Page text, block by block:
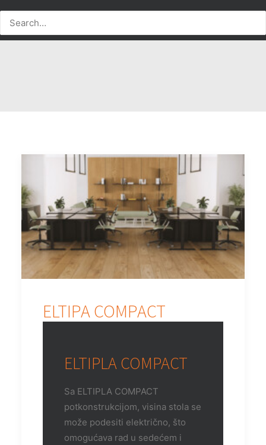
ELTIPA COMPACT
ELTIPLA COMPACT
Sa ELTIPLA COMPACT
potkonstrukcijom, visina stola se
može podesiti električno, što
omogućava rad u sedećem i